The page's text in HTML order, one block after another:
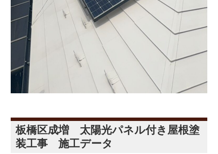
板橋区成増 太陽光パネル付き屋根塗
装工事 施工データ